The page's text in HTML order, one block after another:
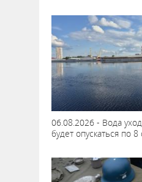
06.08.2026 - Вода
будет опускаться по 8